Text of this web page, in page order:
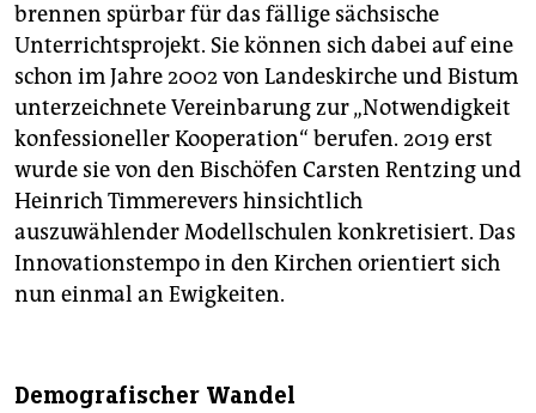
brennen spürbar für das fällige sächsische
Unterrichtsprojekt. Sie können sich dabei auf eine
schon im Jahre 2002 von Landeskirche und Bistum
unterzeichnete Vereinbarung zur „Notwendigkeit
konfessioneller Kooperation“ berufen. 2019 erst
wurde sie von den Bischöfen Carsten Rentzing und
Heinrich Timmerevers hinsichtlich
auszuwählender Modellschulen konkretisiert. Das
Innovationstempo in den Kirchen orientiert sich
nun einmal an Ewigkeiten.
Demografischer Wandel